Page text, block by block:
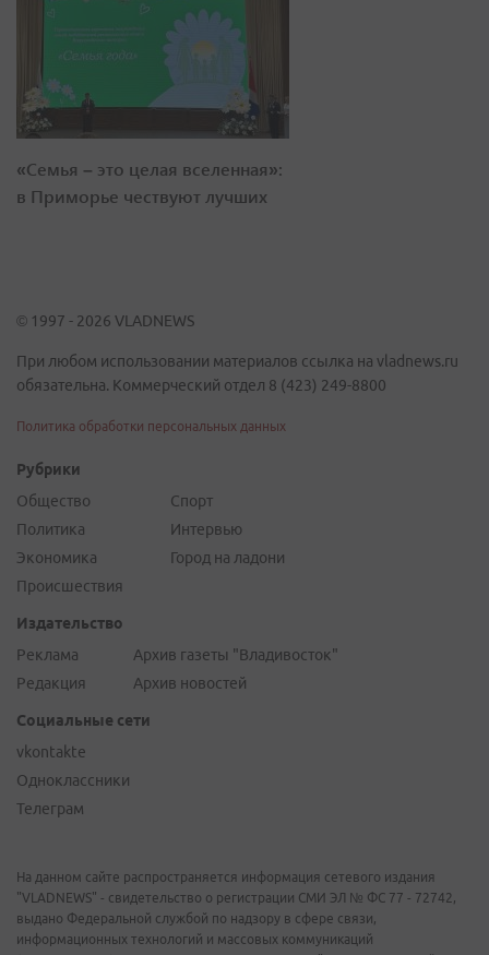
«Семья – это целая вселенная»:
в Приморье чествуют лучших
© 1997 - 2026 VLADNEWS
При любом использовании материалов ссылка на vladnews.ru
обязательна. Коммерческий отдел 8 (423) 249-8800
Политика обработки персональных данных
Рубрики
Общество
Политика
Экономика
Происшествия
Спорт
Интервью
Город на ладони
Издательство
Реклама
Редакция
Архив газеты "Владивосток"
Архив новостей
Социальные сети
vkontakte
Одноклассники
Телеграм
На данном сайте распространяется информация сетевого издания
"VLADNEWS" - свидетельство о регистрации СМИ ЭЛ № ФС 77 - 72742,
выдано Федеральной службой по надзору в сфере связи,
информационных технологий и массовых коммуникаций